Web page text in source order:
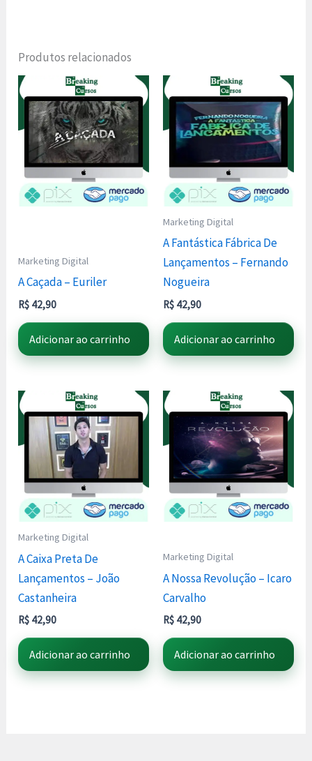
Produtos relacionados
Marketing Digital
A Caçada – Euriler
R$ 42,90
Adicionar ao carrinho
Marketing Digital
A Fantástica Fábrica De
Lançamentos – Fernando
Nogueira
R$ 42,90
Adicionar ao carrinho
Marketing Digital
A Caixa Preta De
Lançamentos – João
Castanheira
R$ 42,90
Adicionar ao carrinho
Marketing Digital
A Nossa Revolução – Icaro
Carvalho
R$ 42,90
Adicionar ao carrinho